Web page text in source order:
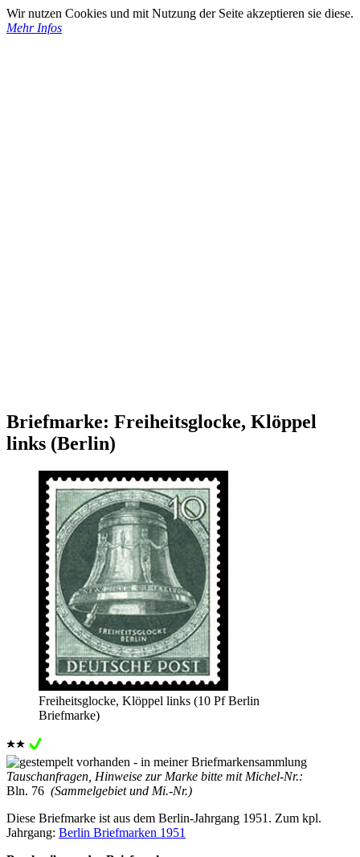
Wir nutzen Cookies und mit Nutzung der Seite akzeptieren sie diese.
Mehr Infos
Briefmarke: Freiheitsglocke, Klöppel
links (Berlin)
Freiheitsglocke, Klöppel links (10 Pf Berlin
Briefmarke)
Tauschanfragen, Hinweise zur Marke bitte mit Michel-Nr.:
Bln. 76 (Sammelgebiet und Mi.-Nr.)
Diese Briefmarke ist aus dem Berlin-Jahrgang 1951. Zum kpl.
Jahrgang: Berlin Briefmarken 1951